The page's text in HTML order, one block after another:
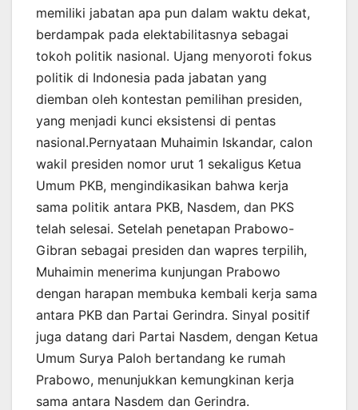
memiliki jabatan apa pun dalam waktu dekat,
berdampak pada elektabilitasnya sebagai
tokoh politik nasional. Ujang menyoroti fokus
politik di Indonesia pada jabatan yang
diemban oleh kontestan pemilihan presiden,
yang menjadi kunci eksistensi di pentas
nasional.Pernyataan Muhaimin Iskandar, calon
wakil presiden nomor urut 1 sekaligus Ketua
Umum PKB, mengindikasikan bahwa kerja
sama politik antara PKB, Nasdem, dan PKS
telah selesai. Setelah penetapan Prabowo-
Gibran sebagai presiden dan wapres terpilih,
Muhaimin menerima kunjungan Prabowo
dengan harapan membuka kembali kerja sama
antara PKB dan Partai Gerindra. Sinyal positif
juga datang dari Partai Nasdem, dengan Ketua
Umum Surya Paloh bertandang ke rumah
Prabowo, menunjukkan kemungkinan kerja
sama antara Nasdem dan Gerindra.